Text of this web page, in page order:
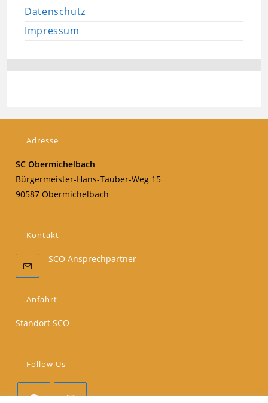
Datenschutz
Impressum
Adresse
SC Obermichelbach
Bürgermeister-Hans-Tauber-Weg 15
90587 Obermichelbach
Kontakt
SCO Ansprechpartner
Anfahrt
Standort SCO
Follow Us